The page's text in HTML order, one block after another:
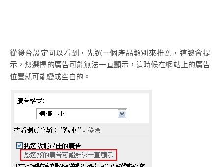
從後台設定可以看到，先選一個產品類別來推薦，這邊會提
示，您選擇的廣告可能無法一直顯示，這時候在網站上的廣告
位置就可能變成空白的。